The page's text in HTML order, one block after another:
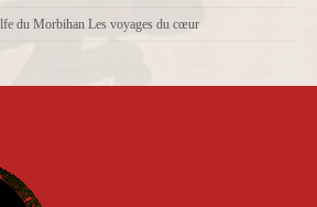
du Morbihan Les voyages du cœur